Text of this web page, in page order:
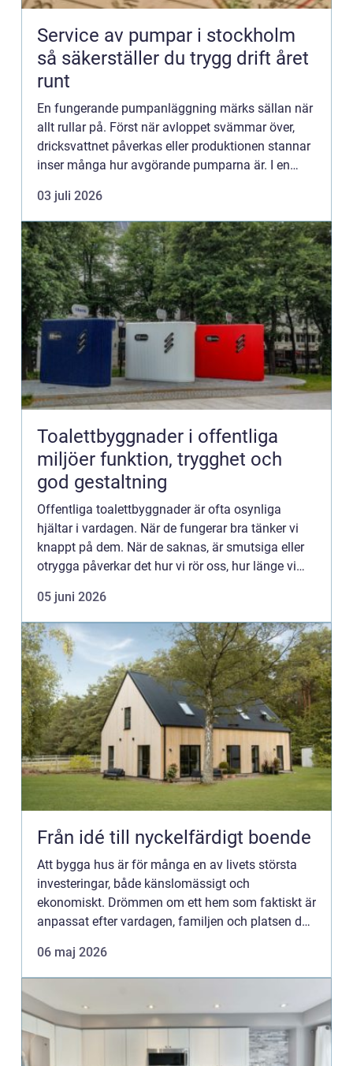
Service av pumpar i stockholm
så säkerställer du trygg drift året
runt
En fungerande pumpanläggning märks sällan när
allt rullar på. Först när avloppet svämmar över,
dricksvattnet påverkas eller produktionen stannar
inser många hur avgörande pumparna är. I en
bebyggelse, känslig inf...
03 juli 2026
Toalettbyggnader i offentliga
miljöer funktion, trygghet och
god gestaltning
Offentliga toalettbyggnader är ofta osynliga
hjältar i vardagen. När de fungerar bra tänker vi
knappt på dem. När de saknas, är smutsiga eller
otrygga påverkar det hur vi rör oss, hur länge vi
genomt...
05 juni 2026
Från idé till nyckelfärdigt boende
Att bygga hus är för många en av livets största
investeringar, både känslomässigt och
ekonomiskt. Drömmen om ett hem som faktiskt är
anpassat efter vardagen, familjen och platsen där
06 maj 2026